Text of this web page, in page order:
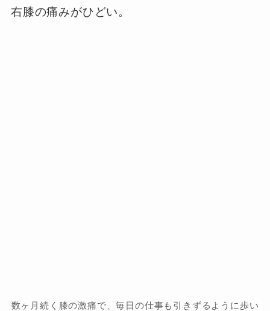
右膝の痛みがひどい。
数ヶ月続く膝の激痛で、毎日の仕事も引きずるように歩い